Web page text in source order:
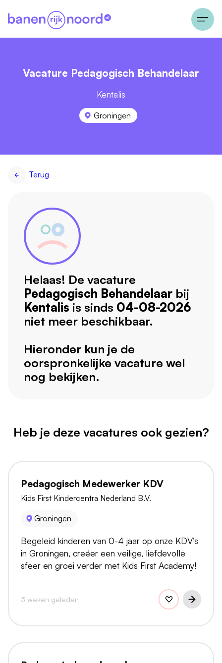
Vacature Pedagogisch Behandelaar
Kentalis
Groningen
Terug
Helaas! De vacature
Pedagogisch Behandelaar bij
Kentalis is sinds 04-08-2026
niet meer beschikbaar.
Hieronder kun je de
oorspronkelijke vacature wel
nog bekijken.
Heb je deze vacatures ook gezien?
Pedagogisch Medewerker KDV
Kids First Kindercentra Nederland B.V.
Groningen
Begeleid kinderen van 0-4 jaar op onze KDV’s
in Groningen, creëer een veilige, liefdevolle
sfeer en groei verder met Kids First Academy!
3 weken geleden